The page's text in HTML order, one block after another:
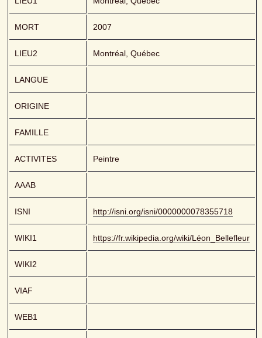
MORT 2007
LIEU2 Montréal, Québec
LANGUE
ORIGINE
FAMILLE
ACTIVITES Peintre
AAAB
ISNI http://isni.org/isni/0000000078355718
WIKI1 https://fr.wikipedia.org/wiki/Léon_Bellefleur
WIKI2
VIAF
WEB1